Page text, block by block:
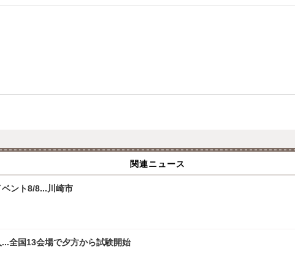
関連ニュース
ベント8/8...川崎市
全国13会場で夕方から試験開始